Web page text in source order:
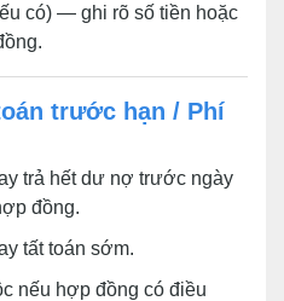
có) — ghi rõ số tiền hoặc
trước hạn / Phí
trả hết dư nợ trước ngày
đồng.
tất toán sớm.
nếu hợp đồng có điều